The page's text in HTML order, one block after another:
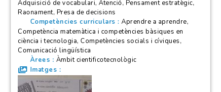
Adquisició de vocabulari, Atenció, Pensament estratègic,
Raonament, Presa de decisions
Competències curriculars
Aprendre a aprendre,
Competència matemàtica i competències bàsiques en
ciència i tecnologia, Competències socials i cíviques,
Comunicació lingüística
Àrees
Àmbit cientificotecnològic
Imatges